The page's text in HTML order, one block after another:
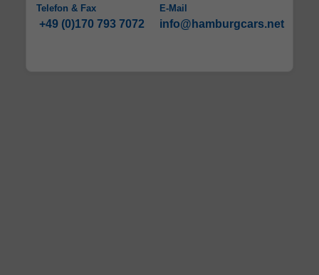
Telefon & Fax
+49 (0)170 793 7072
E-Mail
info@hamburgcars.net